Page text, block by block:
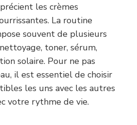
les crèmes
La routine
souvent de plusieurs
toner, sérum,
solaire. Pour ne pas
il est essentiel de choisir
les uns avec les autres
votre rythme de vie.